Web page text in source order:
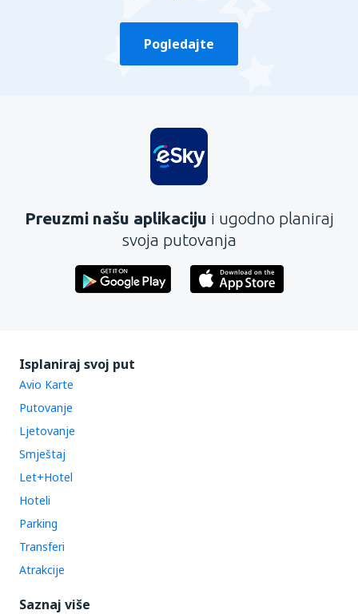
Pogledajte
Preuzmi našu aplikaciju i ugodno planiraj
svoja putovanja
Isplaniraj svoj put
Avio Karte
Putovanje
Ljetovanje
Smještaj
Let+Hotel
Hoteli
Parking
Transferi
Atrakcije
Saznaj više